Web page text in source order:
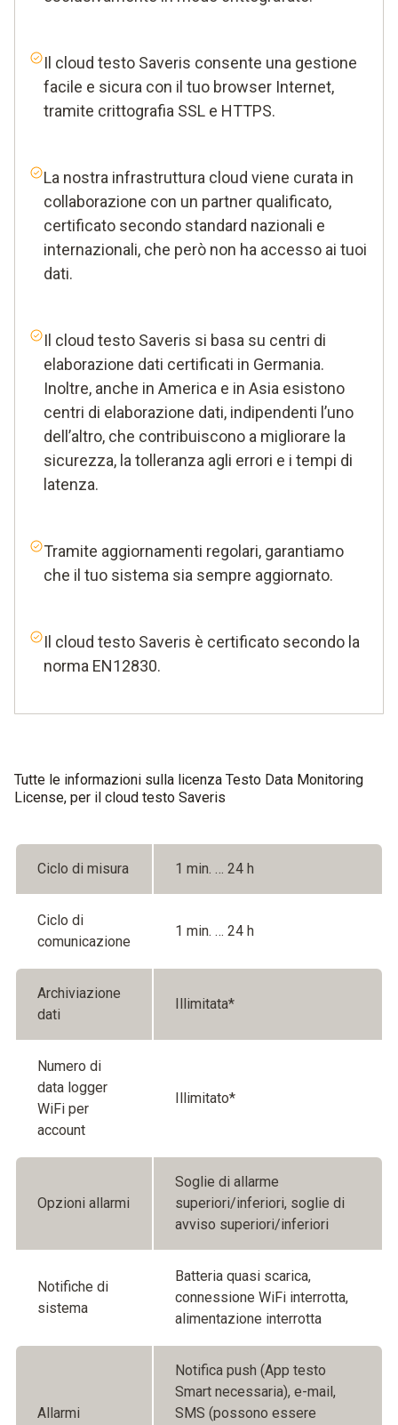
Il cloud testo Saveris consente una gestione
facile e sicura con il tuo browser Internet,
tramite crittografia SSL e HTTPS.
La nostra infrastruttura cloud viene curata in
collaborazione con un partner qualificato,
certificato secondo standard nazionali e
internazionali, che però non ha accesso ai tuoi
dati.
Il cloud testo Saveris si basa su centri di
elaborazione dati certificati in Germania.
Inoltre, anche in America e in Asia esistono
centri di elaborazione dati, indipendenti l’uno
dell’altro, che contribuiscono a migliorare la
sicurezza, la tolleranza agli errori e i tempi di
latenza.
Tramite aggiornamenti regolari, garantiamo
che il tuo sistema sia sempre aggiornato.
Il cloud testo Saveris è certificato secondo la
norma EN12830.
Tutte le informazioni sulla licenza Testo Data Monitoring
License, per il cloud testo Saveris
Ciclo di misura 1 min. … 24 h
Ciclo di
comunicazione
1 min. … 24 h
Archiviazione
dati
Illimitata*
Numero di
data logger
WiFi per
account
Illimitato*
Opzioni allarmi
Soglie di allarme
superiori/inferiori, soglie di
avviso superiori/inferiori
Notifiche di
sistema
Batteria quasi scarica,
connessione WiFi interrotta,
alimentazione interrotta
Allarmi
Notifica push (App testo
Smart necessaria), e-mail,
SMS (possono essere